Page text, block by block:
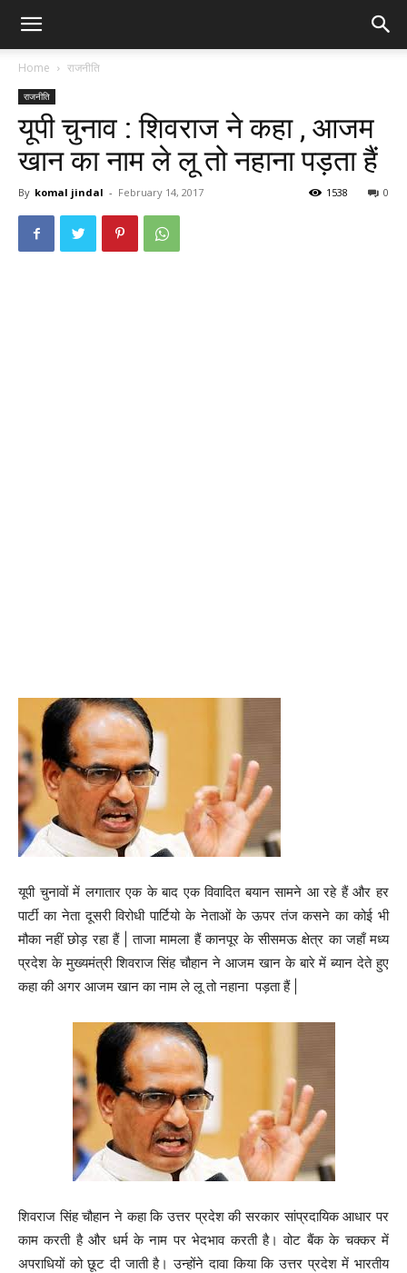
Home राजनीति
राजनीति
यूपी चुनाव : शिवराज ने कहा , आजम
खान का नाम ले लू तो नहाना पड़ता हैं
By komal jindal - February 14, 2017 0
1538
यूपी चुनावों में लगातार एक के बाद एक विवादित बयान सामने आ रहे हैं और हर
पार्टी का नेता दूसरी विरोधी पार्टियो के नेताओं के ऊपर तंज कसने का कोई भी
मौका नहीं छोड़ रहा हैं | ताजा मामला हैं कानपूर के सीसमऊ क्षेत्र का जहाँ मध्य
प्रदेश के मुख्यमंत्री शिवराज सिंह चौहान ने आजम खान के बारे में ब्यान देते हुए
कहा की अगर आजम खान का नाम ले लू तो नहाना पड़ता हैं |
शिवराज सिंह चौहान ने कहा कि उत्तर प्रदेश की सरकार सांप्रदायिक आधार पर
काम करती है और धर्म के नाम पर भेदभाव करती है। वोट बैंक के चक्कर में
अपराधियों को छूट दी जाती है। उन्होंने दावा किया कि उत्तर प्रदेश में भारतीय